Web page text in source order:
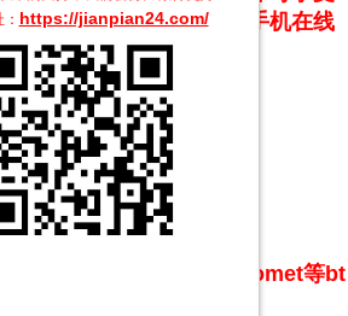
https://jianpian24.com/
治迅雷无法下载（支持手机在线
第05集
第03集
第01集
推荐使用utorrent、BitComet等bt